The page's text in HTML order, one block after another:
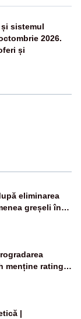
sistemul
2026.
și
eliminarea
greșeli în
menține ratingul
|